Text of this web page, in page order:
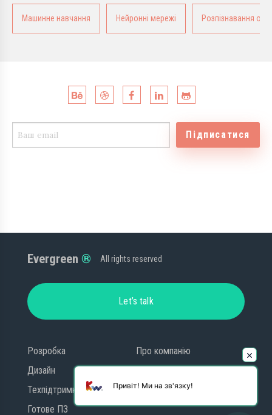
Машинне навчання Нейронні мережі Розпізнавання
Підписатися
Evergreen All rights reserved
Let’s talk
Розробка
Дизайн
Техпідтримка
Готове ПЗ
Про компанію
Блог
Контакти
Привіт! Ми на зв'язку!